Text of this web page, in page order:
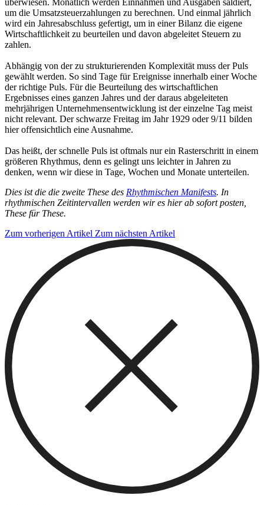
überwiesen. Monatlich werden Einnahmen und Ausgaben saldiert,
um die Umsatzsteuerzahlungen zu berechnen. Und einmal jährlich
wird ein Jahresabschluss gefertigt, um in einer Bilanz die eigene
Wirtschaftlichkeit zu beurteilen und davon abgeleitet Steuern zu
zahlen.
Abhängig von der zu strukturierenden Komplexität muss der Puls
gewählt werden. So sind Tage für Ereignisse innerhalb einer Woche
der richtige Puls. Für die Beurteilung des wirtschaftlichen
Ergebnisses eines ganzen Jahres und der daraus abgeleiteten
mehrjährigen Unternehmensentwicklung ist der einzelne Tag meist
nicht relevant. Der schwarze Freitag im Jahr 1929 oder 9/11 bilden
hier offensichtlich eine Ausnahme.
Das heißt, der schnelle Puls ist oftmals nur ein Rasterschritt in einem
größeren Rhythmus, denn es gelingt uns leichter in Jahren zu
denken, wenn wir diese in Tage, Wochen und Monate unterteilen.
Dies ist die die zweite These des Rhythmischen Manifests. In
rhythmischen Zeitintervallen werden wir es hier ab sofort posten,
These für These.
Zum vorherigen Artikel Zum nächsten Artikel